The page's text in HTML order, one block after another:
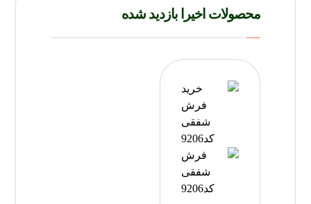
محصولات اخیرا بازدید شده